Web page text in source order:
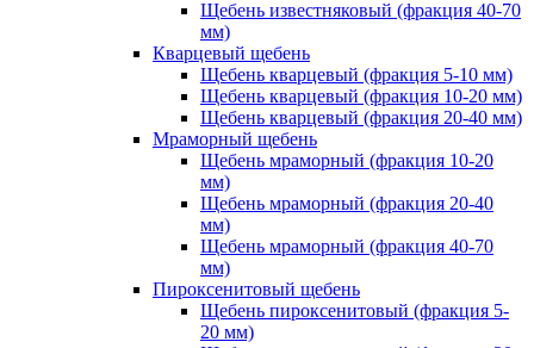
Щебень известняковый (фракция 40-70
мм)
Кварцевый щебень
Щебень кварцевый (фракция 5-10 мм)
Щебень кварцевый (фракция 10-20 мм)
Щебень кварцевый (фракция 20-40 мм)
Мраморный щебень
Щебень мраморный (фракция 10-20
мм)
Щебень мраморный (фракция 20-40
мм)
Щебень мраморный (фракция 40-70
мм)
Пироксенитовый щебень
Щебень пироксенитовый (фракция 5-
20 мм)